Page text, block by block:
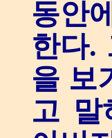
동안
한다.
을 보
고 말